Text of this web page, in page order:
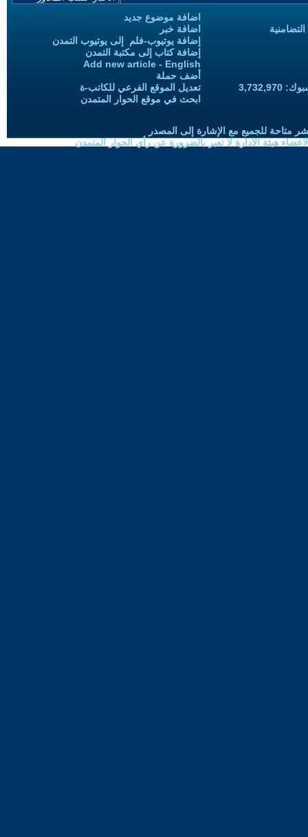
اضافة موضوع جديد
اضافة خبر
إضافة يوتيوب-فلم إلى يوتيوب التمدن
إضافة كتاب إلى مكتبة التمدن
Add new article - English
أضف حملة
تعديل الموقع الفرعي للكاتب-ة
ابحث في موقع الحوار المتمدن
متاحة للجميع مع الإشارة إلى المصدر
هيئة الادارة لا تعبر بالضرورة عن رأي الحوار المتمدن